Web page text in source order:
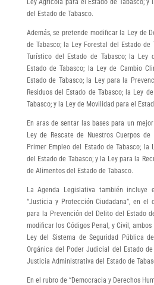
del Estado de Tabasco.
Además, se pretende modificar la Ley de
de Tabasco; la Ley Forestal del Estado de
Turístico del Estado de Tabasco; la Ley
Estado de Tabasco; la Ley de Cambio
Estado de Tabasco; la Ley para la
Residuos del Estado de Tabasco; la Ley
Tabasco; y la Ley de Movilidad para el
En aras de sentar las bases para un
Ley de Rescate de Nuestros Cuerpos
Primer Empleo del Estado de Tabasco; la
del Estado de Tabasco; y la Ley para la
de Alimentos del Estado de Tabasco.
La Agenda Legislativa también incluye
“Justicia y Protección Ciudadana”, en
para la Prevención del Delito del Estado
modificar los Códigos Penal, y Civil,
Ley del Sistema de Seguridad Pública
Orgánica del Poder Judicial del Estado
Justicia Administrativa del Estado de
En el rubro de “Democracia y Derechos